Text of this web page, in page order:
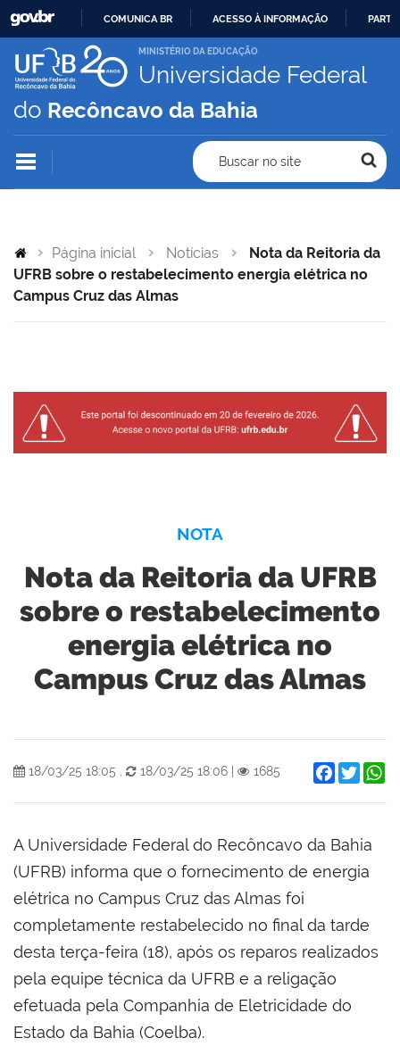
IR
PARA
CONTEÚDO
COMUNICA BR ACESSO À INFORMAÇÃO
MINISTÉRIO DA EDUCAÇÃO
Universidade Federal
do Recôncavo da Bahia
Buscar no site
Página inicial Notícias
Nota da Reitoria da
UFRB sobre o restabelecimento energia elétrica no
Campus Cruz das Almas
NOTA
Nota da Reitoria da UFRB
sobre o restabelecimento
energia elétrica no
Campus Cruz das Almas
18/03/25 18:05 , 18/03/25 18:06 1685 Facebook
Twitter
A Universidade Federal do Recôncavo da Bahia
(UFRB) informa que o fornecimento de energia
elétrica no Campus Cruz das Almas foi
completamente restabelecido no final da tarde
desta terça-feira (18), após os reparos realizados
pela equipe técnica da UFRB e a religação
efetuada pela Companhia de Eletricidade do
Estado da Bahia (Coelba).